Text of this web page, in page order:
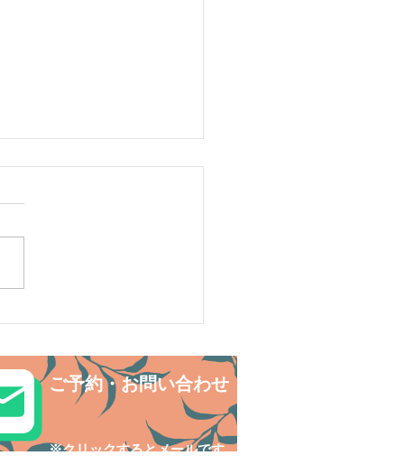
ご予約・お問い合わせ
​※クリックするとメールです